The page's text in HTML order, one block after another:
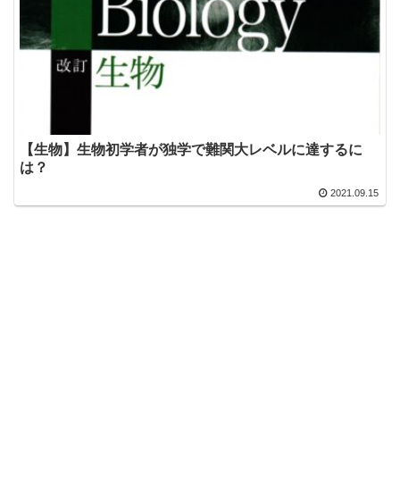
【生物】生物初学者が独学で難関大レベルに達するに
は？
2021.09.15